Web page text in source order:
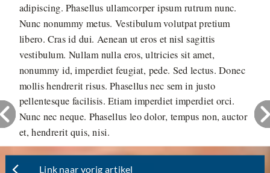
adipiscing. Phasellus ullamcorper ipsum rutrum nunc.
Nunc nonummy metus. Vestibulum volutpat pretium
libero. Cras id dui. Aenean ut eros et nisl sagittis
vestibulum. Nullam nulla eros, ultricies sit amet,
nonummy id, imperdiet feugiat, pede. Sed lectus. Donec
mollis hendrerit risus. Phasellus nec sem in justo
pellentesque facilisis. Etiam imperdiet imperdiet orci.
Nunc nec neque. Phasellus leo dolor, tempus non, auctor
et, hendrerit quis, nisi.
Link naar vorig artikel